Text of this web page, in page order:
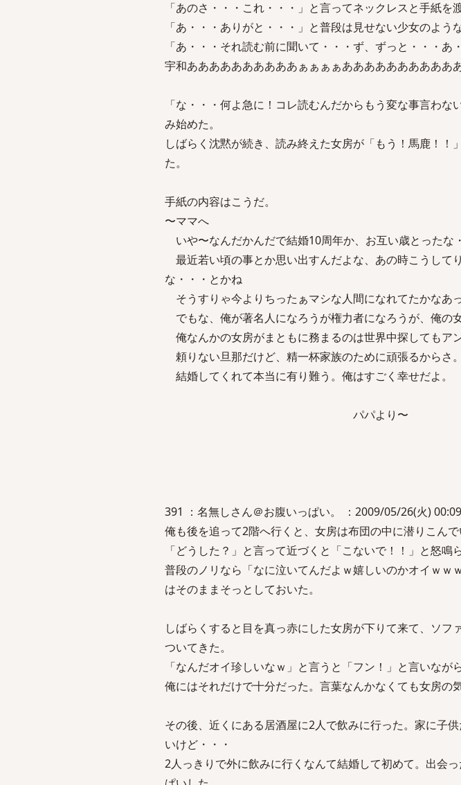
「あのさ・・・これ・・・」と言ってネックレスと手紙を渡
「あ・・・ありがと・・・」と普段は見せない少女のよう
「あ・・・それ読む前に聞いて・・・ず、ずっと・・・あ
宇和ああああああああああぁぁぁぁああああああああああ
「な・・・何よ急に！コレ読むんだからもう変な事言わ
み始めた。
しばらく沈黙が続き、読み終えた女房が「もう！馬鹿！！
た。
手紙の内容はこうだ。
〜ママへ
いや〜なんだかんだで結婚10周年か、お互い歳とったな
最近若い頃の事とか思い出すんだよな、あの時こうして
な・・・とかね
そうすりゃ今よりちったぁマシな人間になれてたかなあ
でもな、俺が著名人になろうが権力者になろうが、俺の
俺なんかの女房がまともに務まるのは世界中探してもア
頼りない旦那だけど、精一杯家族のために頑張るからさ
結婚してくれて本当に有り難う。俺はすごく幸せだよ。
パパより〜
391 ：名無しさん＠お腹いっぱい。 ：2009/05/26(火)
俺も後を追って2階へ行くと、女房は布団の中に潜りこんで
「どうした？」と言って近づくと「こないで！！」と怒鳴
普段のノリなら「なに泣いてんだよｗ嬉しいのかオイｗｗ
はそのままそっとしておいた。
しばらくすると目を真っ赤にした女房が下りて来て、ソフ
ついてきた。
「なんだオイ珍しいなｗ」と言うと「フン！」と言いなが
俺にはそれだけで十分だった。言葉なんかなくても女房の
その後、近くにある居酒屋に2人で飲みに行った。家に子
いけど・・・
2人っきりで外に飲みに行くなんて結婚して初めて。出会